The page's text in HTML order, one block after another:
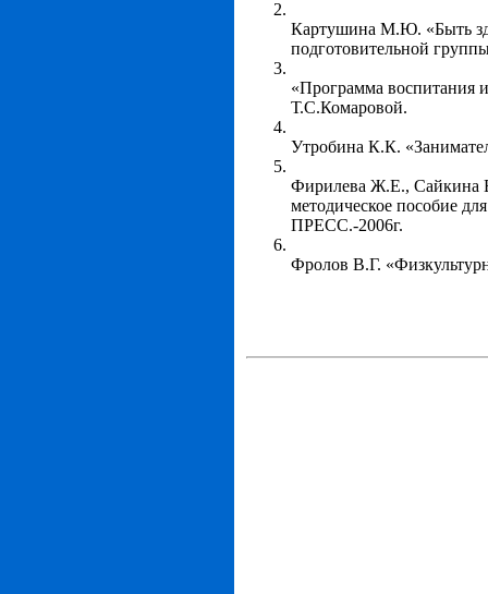
Картушина М.Ю. «Быть
подготовительной
«Программа воспитания
Т.С.Комаровой.
Утробина К.К.
Фирилева Ж.Е., Сайкина
методическое пособие
ПРЕСС.-2006г.
Фролов В.Г.